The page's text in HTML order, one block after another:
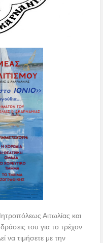
Αιτωλίας και
του για το τρέχον
να τιμήσετε με την